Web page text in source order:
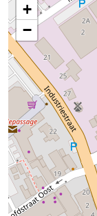
+
−